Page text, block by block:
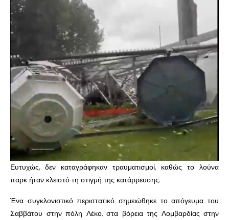
Ευτυχώς, δεν καταγράφηκαν τραυματισμοί, καθώς το λούνα
παρκ ήταν κλειστό τη στιγμή της κατάρρευσης.
Ένα συγκλονιστικό περιστατικό σημειώθηκε το απόγευμα του
Σαββάτου στην πόλη Λέκο, στα βόρεια της Λομβαρδίας στην